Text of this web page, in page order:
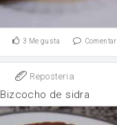
3 Me gusta Comentar
Reposteria
Bizcocho de sidra